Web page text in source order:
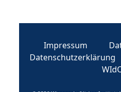
Impressum
Datenschutzerklärung